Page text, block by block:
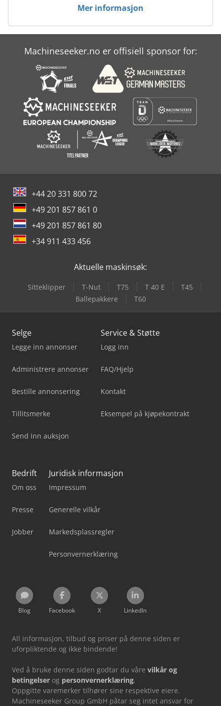
Mer informasjon
Machineseeker.no er offisiell sponsor for:
+44 20 331 800 72
+49 201 857 861 0
+49 201 857 861 80
+34 911 433 456
Aktuelle maskinsøk:
Sitteklipper T-Nut T75 T 40 E
T45
Ballepakkere
T60
Selge
Legge inn annonser
Administrere annonser
Bestille annonsering
Tillitsmerke
Send inn auksjon
Service & Støtte
Logg inn
FAQ/Hjelp
Kontakt
Eksempel på kjøpekontrakt
Bedrift
Om oss
Presse
Jobber
Juridisk informasjon
Impressum
Generelle vilkår
Markedsplassregler
Personvernerklæring
Blog Facebook X LinkedIn
All informasjon, tilbud og priser på denne siden er
uforpliktende og ikke bindende!
Ved å bruke denne siden godtar du våre vilkår og
betingelser og personvernerklæring.
Oppgitte varemerker tilhører sine respektive eiere.
Machineseeker Group GmbH påtar seg intet ansvar for